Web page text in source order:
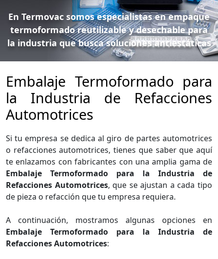
En Termovac somos especialistas en empaque
termoformado reutilizable y desechable para
la industria que busca soluciones antiestáticas
Embalaje Termoformado para
la Industria de Refacciones
Automotrices
Si tu empresa se dedica al giro de partes automotrices
o refacciones automotrices, tienes que saber que aquí
te enlazamos con fabricantes con una amplia gama de
Embalaje Termoformado para la Industria de
Refacciones Automotrices, que se ajustan a cada tipo
de pieza o refacción que tu empresa requiera.
A continuación, mostramos algunas opciones en
Embalaje Termoformado para la Industria de
Refacciones Automotrices: